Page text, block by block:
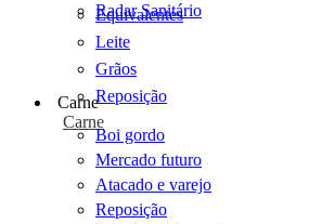
Radar Sanitário
Equivalentes
Leite
Grãos
Reposição
Carne
Carne
Boi gordo
Mercado futuro
Atacado e varejo
Reposição